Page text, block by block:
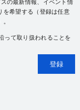
の最新情報、イベント情
を希望する（登録は任意
って取り扱われることを
登録